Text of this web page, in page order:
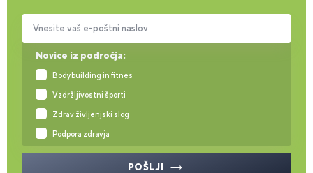
Novice iz področja:
Bodybuilding in fitnes
Vzdržljivostni športi
Zdrav življenjski slog
Podpora zdravja
Vnesite vaš e-poštni naslov
POŠLJI